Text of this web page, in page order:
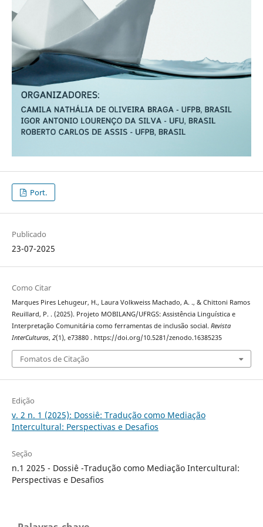
Port.
Publicado
23-07-2025
Como Citar
Marques Pires Lehugeur, H., Laura Volkweiss Machado, A. ., & Chittoni Ramos
Reuillard, P. . (2025). Projeto MOBILANG/UFRGS: Assistência Linguística e
Interpretação Comunitária como ferramentas de inclusão social. Revista
InterCulturas, 2(1), e73880 . https://doi.org/10.5281/zenodo.16385235
Fomatos de Citação
Edição
v. 2 n. 1 (2025): Dossiê: Tradução como Mediação
Intercultural: Perspectivas e Desafios
Seção
n.1 2025 - Dossiê -Tradução como Mediação Intercultural:
Perspectivas e Desafios